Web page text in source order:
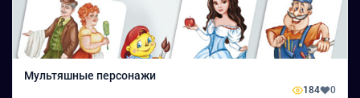
Мультяшные персонажи
184 0